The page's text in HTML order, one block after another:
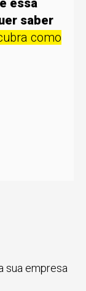
essa
saber
como
sua empresa